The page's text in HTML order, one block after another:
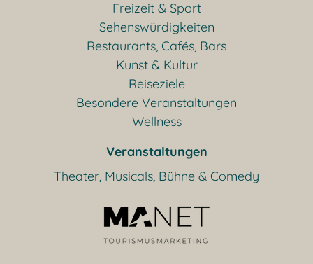
Freizeit & Sport
Sehenswürdigkeiten
Restaurants, Cafés, Bars
Kunst & Kultur
Reiseziele
Besondere Veranstaltungen
Wellness
Veranstaltungen
Theater, Musicals, Bühne & Comedy